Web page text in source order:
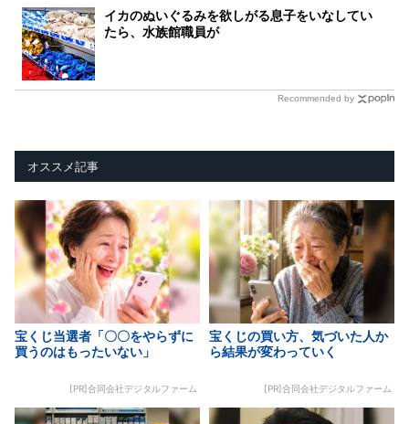
イカのぬいぐるみを欲しがる息子をいなしてい
たら、水族館職員が
Recommended by
オススメ記事
宝くじ当選者「〇〇をやらずに
買うのはもったいない」
[PR]合同会社デジタルファーム
宝くじの買い方、気づいた人か
ら結果が変わっていく
[PR]合同会社デジタルファーム